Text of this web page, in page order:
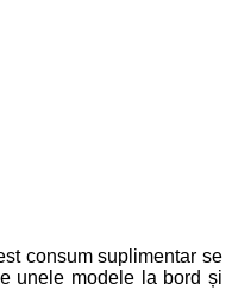
consum suplimentar se
unele modele la bord și